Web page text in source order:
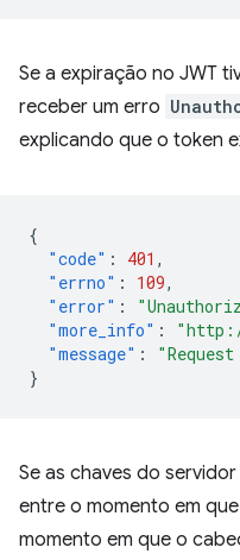
Se a expiração no JWT
receber um erro
explicando que o token
{
"code" : 401 ,
"errno" : 109,
"error" :
"more_info" :
"message" :
}
Se as chaves do
entre o momento em
momento em que o